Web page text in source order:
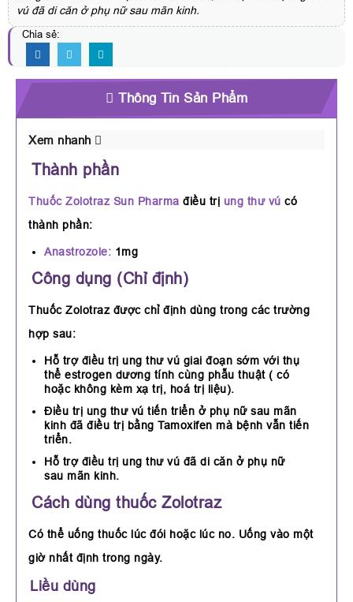
vú đã di căn ở phụ nữ sau mãn kinh.
Chia sẻ:
Thông Tin Sản Phẩm
Xem nhanh
Thành phần
Thuốc Zolotraz Sun Pharma điều trị ung thư vú có
thành phần:
Anastrozole: 1mg
Công dụng (Chỉ định)
Thuốc Zolotraz được chỉ định dùng trong các trường
hợp sau:
Hỗ trợ điều trị ung thư vú giai đoạn sớm với thụ
thể estrogen dương tính cùng phẫu thuật ( có
hoặc không kèm xạ trị, hoá trị liệu).
Điều trị ung thư vú tiến triển ở phụ nữ sau mãn
kinh đã điều trị bằng Tamoxifen mà bệnh vẫn tiến
triển.
Hỗ trợ điều trị ung thư vú đã di căn ở phụ nữ
sau mãn kinh.
Cách dùng thuốc Zolotraz
Có thể uống thuốc lúc đói hoặc lúc no. Uống vào một
giờ nhất định trong ngày.
Liều dùng